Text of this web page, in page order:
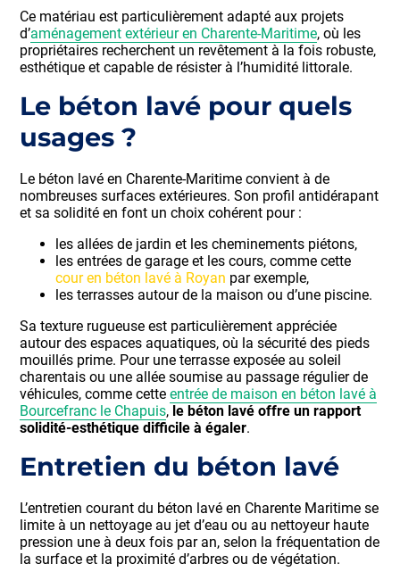
Ce matériau est particulièrement adapté aux projets
d’aménagement extérieur en Charente-Maritime, où les
propriétaires recherchent un revêtement à la fois robuste,
esthétique et capable de résister à l’humidité littorale.
Le béton lavé pour quels
usages ?
Le béton lavé en Charente-Maritime convient à de
nombreuses surfaces extérieures. Son profil antidérapant
et sa solidité en font un choix cohérent pour :
les allées de jardin et les cheminements piétons,
les entrées de garage et les cours, comme cette
cour en béton lavé à Royan par exemple,
les terrasses autour de la maison ou d’une piscine.
Sa texture rugueuse est particulièrement appréciée
autour des espaces aquatiques, où la sécurité des pieds
mouillés prime. Pour une terrasse exposée au soleil
charentais ou une allée soumise au passage régulier de
véhicules, comme cetteentrée de maison en béton lavé à
Bourcefranc le Chapuis, le béton lavé offre un rapport
solidité-esthétique difficile à égaler.
Entretien du béton lavé
L’entretien courant du béton lavé en Charente Maritime se
limite à un nettoyage au jet d’eau ou au nettoyeur haute
pression une à deux fois par an, selon la fréquentation de
la surface et la proximité d’arbres ou de végétation.